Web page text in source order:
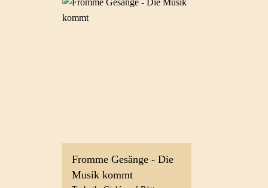
Fromme Gesänge - Die
Musik kommt